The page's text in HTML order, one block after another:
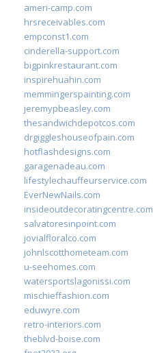
ameri-camp.com
hrsreceivables.com
empconst1.com
cinderella-support.com
bigpinkrestaurant.com
inspirehuahin.com
memmingerspainting.com
jeremypbeasley.com
thesandwichdepotcos.com
drgiggleshouseofpain.com
hotflashdesigns.com
garagenadeau.com
lifestylechauffeurservice.com
EverNewNails.com
insideoutdecoratingcentre.com
salvatoresinpoint.com
jovialfloralco.com
johnlscotthometeam.com
u-seehomes.com
watersportslagonissi.com
mischieffashion.com
eduwyre.com
retro-interiors.com
theblvd-boise.com